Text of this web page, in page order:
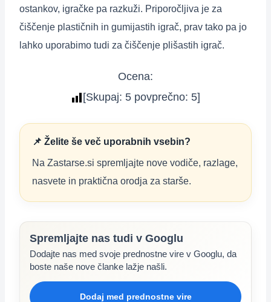
ostankov, igračke pa razkuži. Priporočljiva je za
čiščenje plastičnih in gumijastih igrač, prav tako pa jo
lahko uporabimo tudi za čiščenje plišastih igrač.
Ocena:
[Skupaj: 5 povprečno: 5]
📌 Želite še več uporabnih vsebin?
Na Zastarse.si spremljajte nove vodiče, razlage,
nasvete in praktična orodja za starše.
Spremljajte nas tudi v Googlu
Dodajte nas med svoje prednostne vire v Googlu, da
boste naše nove članke lažje našli.
Dodaj med prednostne vire